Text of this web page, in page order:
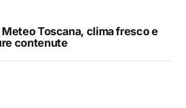
Toscana, clima fresco e
contenute